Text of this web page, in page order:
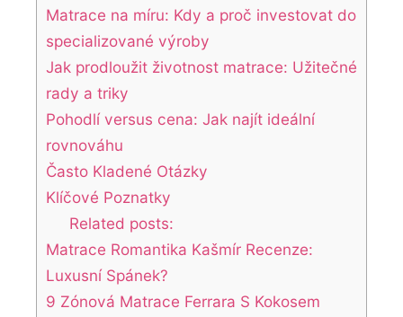
Matrace na míru: Kdy a proč investovat do
specializované výroby
Jak prodloužit životnost matrace: Užitečné
rady a triky
Pohodlí versus cena: Jak najít ideální
rovnováhu
Často Kladené Otázky
Klíčové Poznatky
Related posts:
Matrace Romantika Kašmír Recenze:
Luxusní Spánek?
9 Zónová Matrace Ferrara S Kokosem